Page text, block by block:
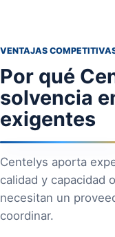
VENTAJAS
Por qué
solvencia
exigentes
Centelys aporta
calidad y capacidad
necesitan un
coordinar.